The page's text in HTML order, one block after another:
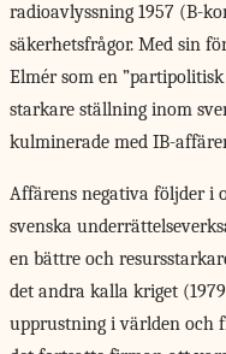
radioavlyssning 1957 (B-
säkerhetsfrågor. Med sin
Elmér som en
starkare ställning inom
kulminerade med IB-
Affärens negativa följder i
svenska
en bättre och
det andra kalla kriget
upprustning i världen och